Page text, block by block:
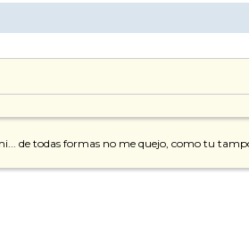
de todas formas no me quejo, como tu